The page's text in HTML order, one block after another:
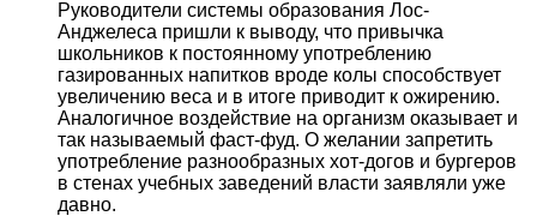
Руководители системы образования Лос-
Анджелеса пришли к выводу, что привычка
школьников к постоянному употреблению
газированных напитков вроде колы способствует
увеличению веса и в итоге приводит к ожирению.
Аналогичное воздействие на организм оказывает и
так называемый фаст-фуд. О желании запретить
употребление разнообразных хот-догов и бургеров
в стенах учебных заведений власти заявляли уже
давно.